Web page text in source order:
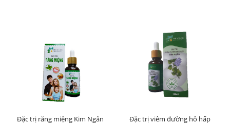
Đặc trị răng miệng Kim Ngân
Đặc trị viêm đường hô hấp